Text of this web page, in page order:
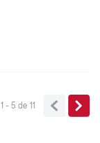
1 - 5de 11